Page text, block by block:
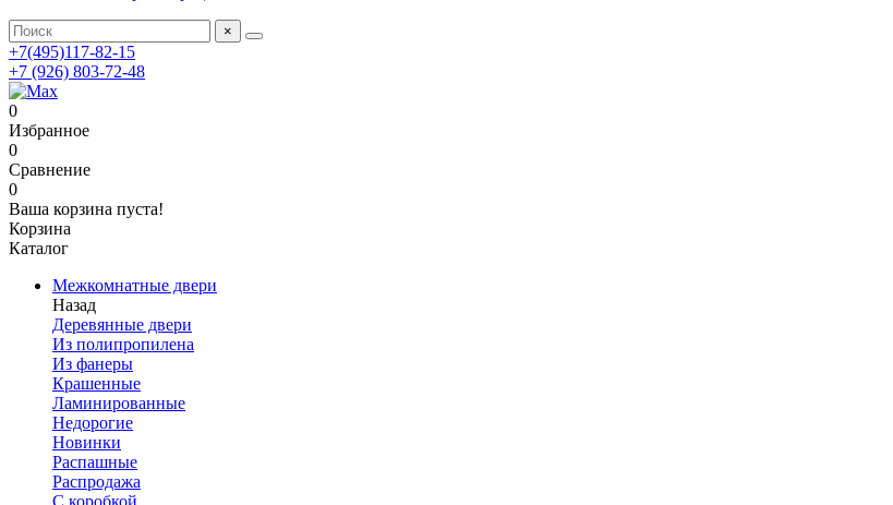
×
+7(495)117-82-15
+7 (926) 803-72-48
0
Избранное
0
Сравнение
0
Ваша корзина пуста!
Корзина
Каталог
Межкомнатные двери
Назад
Деревянные двери
Из полипропилена
Из фанеры
Крашенные
Ламинированные
Недорогие
Новинки
Распашные
Распродажа
С коробкой